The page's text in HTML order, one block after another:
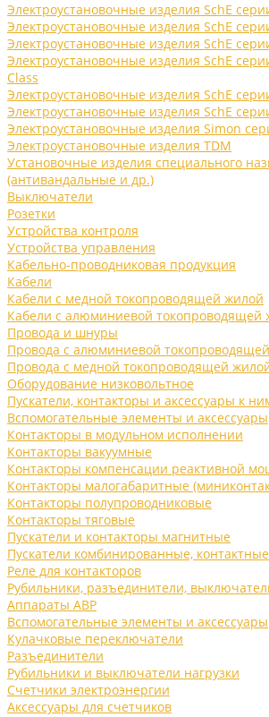
Электроустановочные изделия SchE
Электроустановочные изделия SchE
Электроустановочные изделия SchE
Электроустановочные изделия SchE
Class
Электроустановочные изделия SchE
Электроустановочные изделия SchE
Электроустановочные изделия Simon
Электроустановочные изделия TDM
Установочные изделия специального
(антивандальные и др.)
Выключатели
Розетки
Устройства контроля
Устройства управления
Кабельно-проводниковая продукция
Кабели
Кабели с медной токопроводящей жилой
Кабели с алюминиевой токопроводящей
Провода и шнуры
Провода с алюминиевой
Провода с медной токопроводящей
Оборудование низковольтное
Пускатели, контакторы и аксессуары к
Вспомогательные элементы и аксессуары
Контакторы в модульном исполнении
Контакторы вакуумные
Контакторы компенсации реактивной
Контакторы малогабаритные
Контакторы полупроводниковые
Контакторы тяговые
Пускатели и контакторы магнитные
Пускатели комбинированные,
Реле для контакторов
Рубильники, разъединители,
Аппараты АВР
Вспомогательные элементы и аксессуары
Кулачковые переключатели
Разъединители
Рубильники и выключатели нагрузки
Счетчики электроэнергии
Аксессуары для счетчиков